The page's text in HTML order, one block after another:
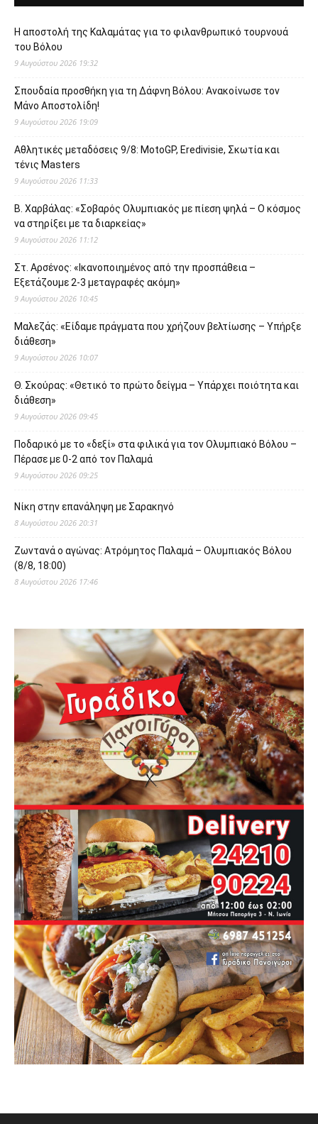
Η αποστολή της Καλαμάτας για το φιλανθρωπικό τουρνουά
του Βόλου
9 Αυγούστου 2026 19:32
Σπουδαία προσθήκη για τη Δάφνη Βόλου: Ανακοίνωσε τον
Μάνο Αποστολίδη!
9 Αυγούστου 2026 19:09
Αθλητικές μεταδόσεις 9/8: MotoGP, Eredivisie, Σκωτία και
τένις Masters
9 Αυγούστου 2026 11:33
Β. Χαρβάλας: «Σοβαρός Ολυμπιακός με πίεση ψηλά – Ο κόσμος
να στηρίξει με τα διαρκείας»
9 Αυγούστου 2026 11:12
Στ. Αρσένος: «Ικανοποιημένος από την προσπάθεια –
Εξετάζουμε 2-3 μεταγραφές ακόμη»
9 Αυγούστου 2026 10:45
Μαλεζάς: «Είδαμε πράγματα που χρήζουν βελτίωσης – Υπήρξε
διάθεση»
9 Αυγούστου 2026 10:07
Θ. Σκούρας: «Θετικό το πρώτο δείγμα – Υπάρχει ποιότητα και
διάθεση»
9 Αυγούστου 2026 09:45
Ποδαρικό με το «δεξί» στα φιλικά για τον Ολυμπιακό Βόλου –
Πέρασε με 0-2 από τον Παλαμά
9 Αυγούστου 2026 09:25
Νίκη στην επανάληψη με Σαρακηνό
8 Αυγούστου 2026 20:31
Ζωντανά ο αγώνας: Ατρόμητος Παλαμά – Ολυμπιακός Βόλου
(8/8, 18:00)
8 Αυγούστου 2026 17:46